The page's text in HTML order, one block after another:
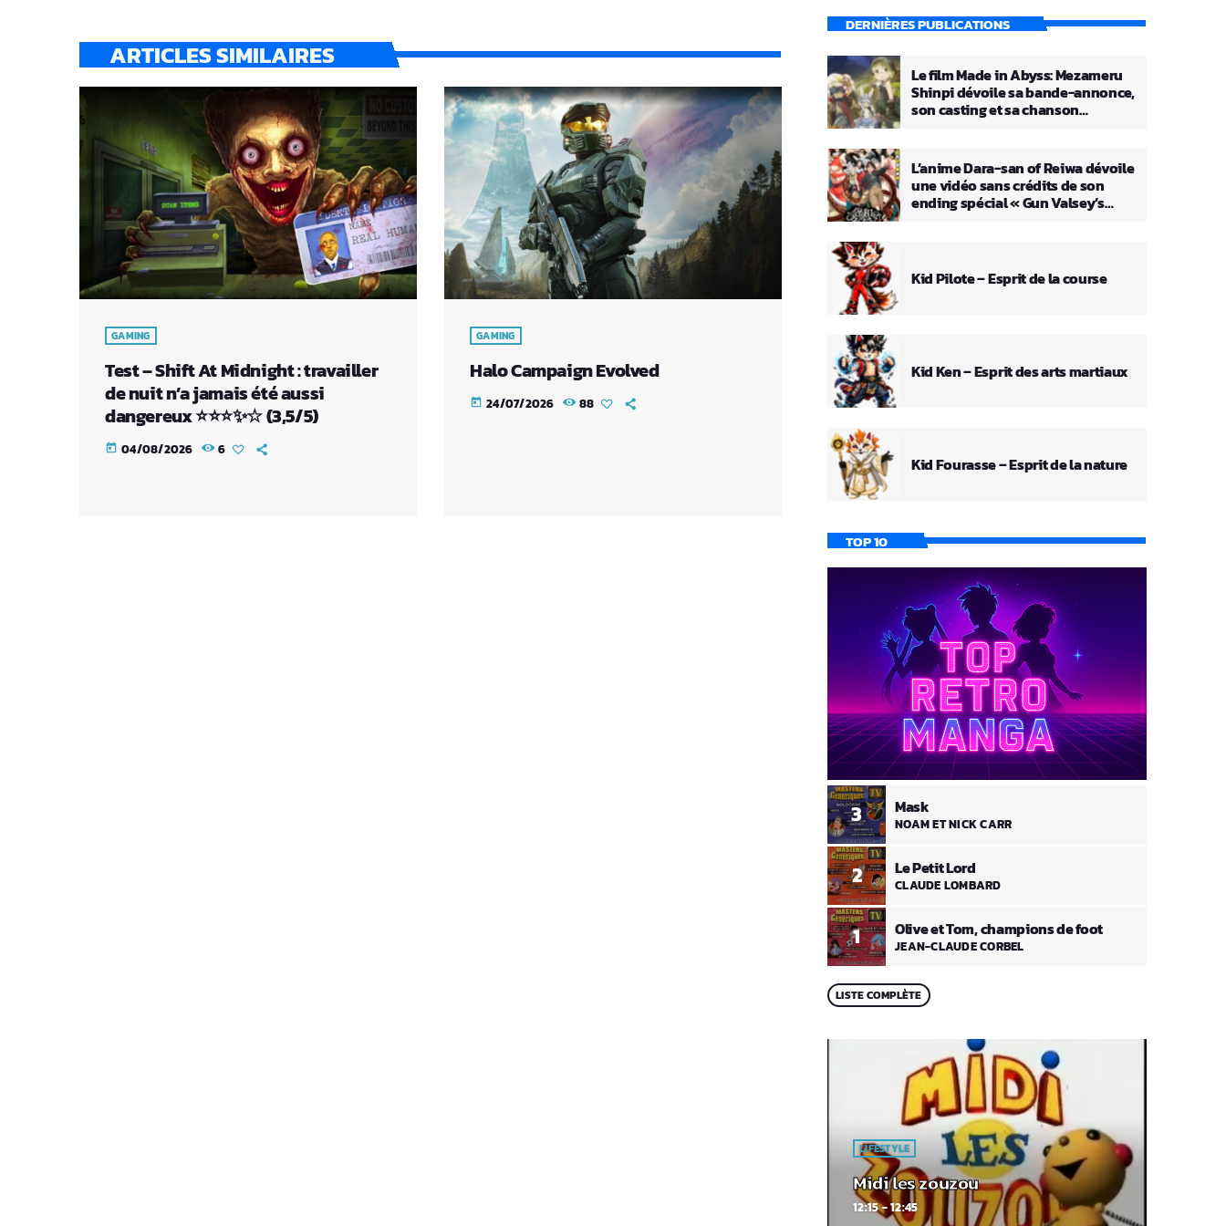
ARTICLES SIMILAIRES
GAMING
Test – Shift At Midnight : travailler
de nuit n’a jamais été aussi
dangereux ⭐⭐⭐✨☆ (3,5/5)
today 04/08/2026 6
GAMING
Halo Campaign Evolved
today 24/07/2026 88
DERNIÈRES PUBLICATIONS
Le film Made in Abyss: Mezameru
Shinpi dévoile sa bande-annonce,
son casting et sa chanson
L’anime Dara-san of Reiwa dévoile
une vidéo sans crédits de son
ending spécial « Gun Valsey’s
Kid Pilote – Esprit de la course
Kid Ken – Esprit des arts martiaux
Kid Fourasse – Esprit de la nature
TOP 10
1 Olive et Tom, champions de foot
JEAN-CLAUDE CORBEL
2 Le Petit Lord
CLAUDE LOMBARD
3 Mask
NOAM ET NICK CARR
LISTE COMPLÈTE
LIFESTYLE
Midi les zouzou
12:15 - 12:45